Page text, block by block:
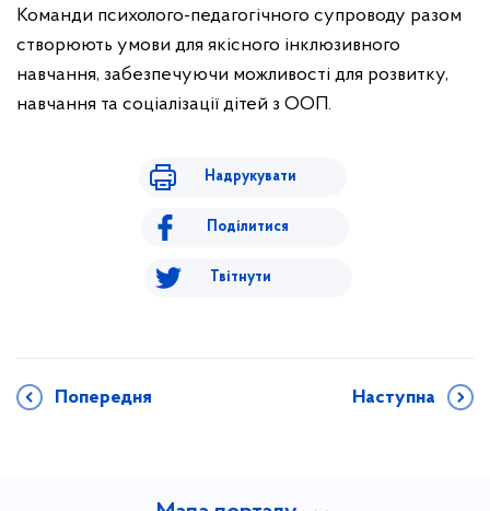
Команди психолого-педагогічного супроводу разом
створюють умови для якісного інклюзивного
навчання, забезпечуючи можливості для розвитку,
навчання та соціалізації дітей з ООП.
Надрукувати
Поділитися
Твітнути
Попередня Наступна